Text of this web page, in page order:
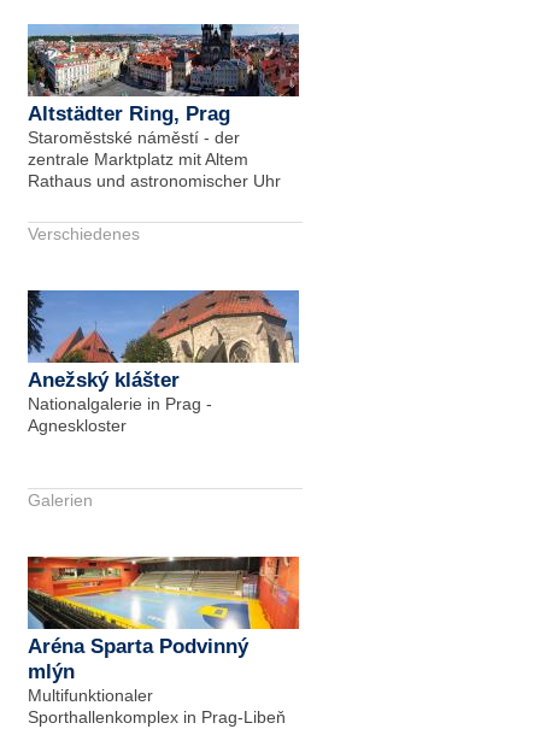
Altstädter Ring, Prag
Staroměstské náměstí - der
zentrale Marktplatz mit Altem
Rathaus und astronomischer Uhr
Verschiedenes
Anežský klášter
Nationalgalerie in Prag -
Agneskloster
Galerien
Aréna Sparta Podvinný
mlýn
Multifunktionaler
Sporthallenkomplex in Prag-Libeň